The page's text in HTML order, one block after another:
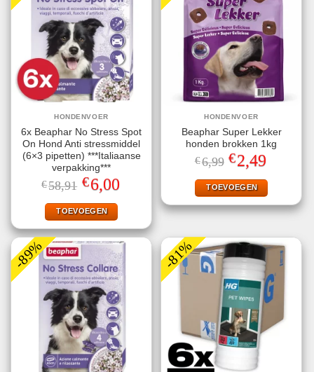
HONDENVOER
6x Beaphar No Stress Spot
On Hond Anti stressmiddel
(6×3 pipetten) ***Italiaanse
verpakking***
€58,91 Oorspronkelijke
prijs
was:
€58,91.
€6,00Huidige
prijs
TOEVOEGEN
HONDENVOER
Beaphar Super Lekker
honden brokken 1kg
€6,99 Oorspronkelijke
prijs
was:
€6,99.
€2,49
is:
€2,49.
TOEVOEGEN
-89% -81%